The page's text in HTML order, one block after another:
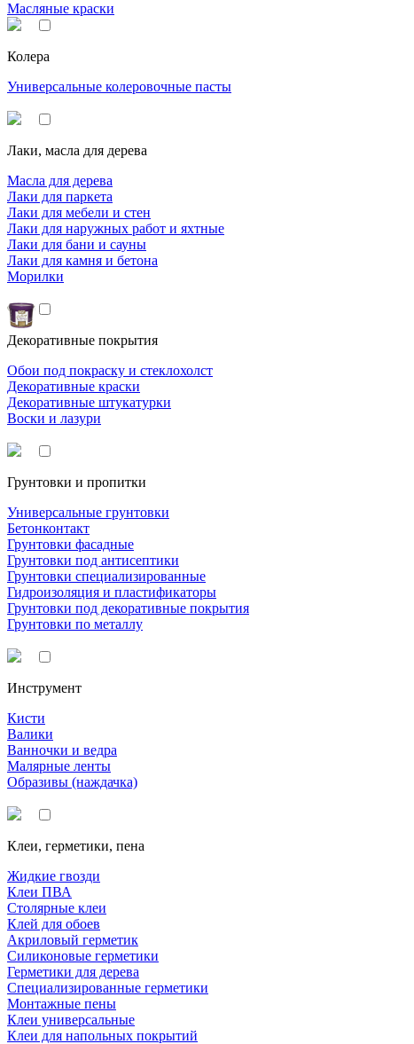
Масляные краски
Колера
Универсальные колеровочные пасты
Лаки, масла для дерева
Масла для дерева
Лаки для паркета
Лаки для мебели и стен
Лаки для наружных работ и яхтные
Лаки для бани и сауны
Лаки для камня и бетона
Морилки
Декоративные покрытия
Обои под покраску и стеклохолст
Декоративные краски
Декоративные штукатурки
Воски и лазури
Грунтовки и пропитки
Универсальные грунтовки
Бетонконтакт
Грунтовки фасадные
Грунтовки под антисептики
Грунтовки специализированные
Гидроизоляция и пластификаторы
Грунтовки под декоративные покрытия
Грунтовки по металлу
Инструмент
Кисти
Валики
Ванночки и ведра
Малярные ленты
Образивы (наждачка)
Клеи, герметики, пена
Жидкие гвозди
Клеи ПВА
Столярные клеи
Клей для обоев
Акриловый герметик
Силиконовые герметики
Герметики для дерева
Специализированные герметики
Монтажные пены
Клеи универсальные
Клеи для напольных покрытий